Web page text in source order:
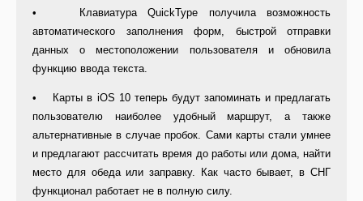
• Клавиатура QuickType получила возможность
автоматического заполнения форм, быстрой отправки
данных о местоположении пользователя и обновила
функцию ввода текста.
• Карты в iOS 10 теперь будут запоминать и предлагать
пользователю наиболее удобный маршрут, а также
альтернативные в случае пробок. Сами карты стали умнее
и предлагают рассчитать время до работы или дома, найти
место для обеда или заправку. Как часто бывает, в СНГ
функционал работает не в полную силу.